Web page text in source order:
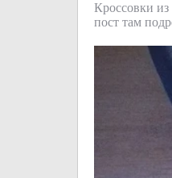
Кроссовки
пост там